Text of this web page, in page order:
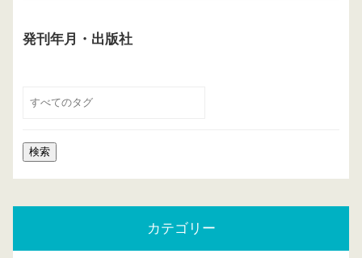
発刊年月・出版社
カテゴリー